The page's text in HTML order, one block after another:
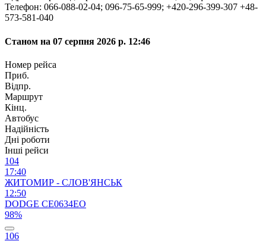
Телефон: 066-088-02-04; 096-75-65-999; +420-296-399-307 +48-
573-581-040
Станом на 07 серпня 2026 р. 12:46
Номер рейса
Приб.
Відпр.
Маршрут
Кінц.
Автобус
Надійність
Дні роботи
Інші рейси
104
17:40
ЖИТОМИР - СЛОВ'ЯНСЬК
12:50
DODGE CЕ0634ЕО
98%
106